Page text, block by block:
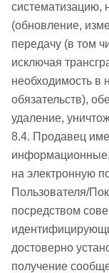
систематизацию,
(обновление,
передачу (в том
исключая
необходимость в
обязательств),
удаление,
8.4. Продавец
на электронную
Пользователя/
посредством
достоверно
получение